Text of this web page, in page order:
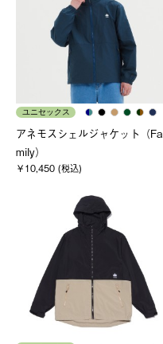
ユニセックス
アネモスシェルジャケット（Fa
mily）
￥10,450 (税込)